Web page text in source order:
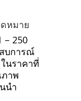
หมาย
– 250
บการณ์
นราคาที่
าพ
นำ